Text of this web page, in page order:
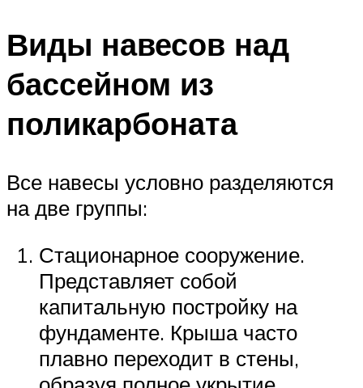
Виды навесов над
бассейном из
поликарбоната
Все навесы условно разделяются
на две группы:
Стационарное сооружение.
Представляет собой
капитальную постройку на
фундаменте. Крыша часто
плавно переходит в стены,